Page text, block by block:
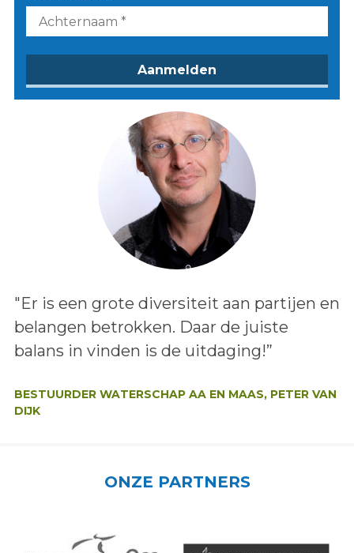
Lees het bericht:
"Er is een grote diversiteit aan partijen en
belangen betrokken. Daar de juiste
balans in vinden is de uitdaging!”
BESTUURDER WATERSCHAP AA EN MAAS, PETER VAN
DIJK
ONZE PARTNERS